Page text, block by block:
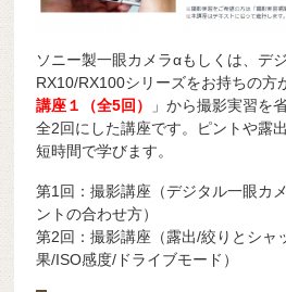
ソニー製一眼カメラαもしくは、デ
RX10/RX100シリーズをお持ちの方
講座１（全5回）
」から撮影実習を
全2回にした講座です。ピントや露
短時間で学びます。
第1回：撮影講座（デジタル一眼カ
ントの合わせ方）
第2回：撮影講座（露出/絞りとシャ
果/ISO感度/ドライブモード）